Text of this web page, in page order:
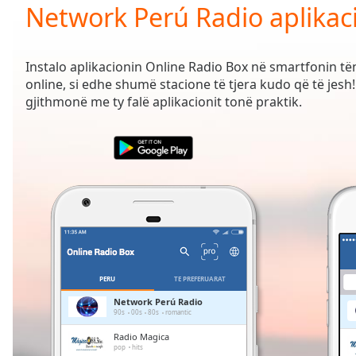
Current
Time0:00
Duration-:-
Loaded:
0.00%
Remaining
Network Perú Radio
Instalo aplikacionin Online Radio Box në smartfonin
online, si edhe shumë stacione të tjera kudo që të
gjithmonë me ty falë aplikacionit tonë praktik.
PERU TË PREFERUARAT
Network Perú Radio
90s 00s 80s romantic
Radio Magica
pop hits